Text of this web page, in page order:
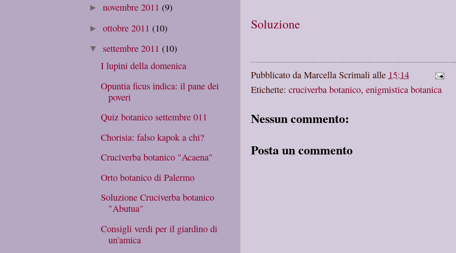
Soluzione
Pubblicato da Marcella Scrimali alle 15:14
Etichette: cruciverba botanico, enigmistica botanica
Nessun commento:
Posta un commento
►novembre 2011 (9)
►ottobre 2011 (10)
▼ settembre 2011 (10)
I lupini della domenica
Opuntia ficus indica: il pane dei
poveri
Quiz botanico settembre 011
Chorisia: falso kapok a chi?
Cruciverba botanico "Acaena"
Orto botanico di Palermo
Soluzione Cruciverba botanico
"Abutua"
Consigli verdi per il giardino di
un'amica